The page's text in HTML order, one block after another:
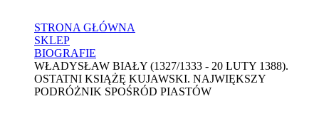
STRONA GŁÓWNA
SKLEP
BIOGRAFIE
WŁADYSŁAW BIAŁY (1327/1333 - 20 LUTY 1388).
OSTATNI KSIĄŻĘ KUJAWSKI. NAJWIĘKSZY
PODRÓŻNIK SPOŚRÓD PIASTÓW